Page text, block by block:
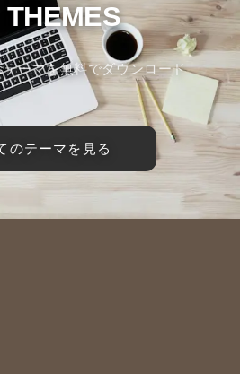
THEMES
ーマを無料でダウンロード
のテーマを見る